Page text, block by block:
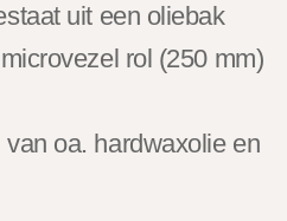
uit een oliebak
rol (250 mm)
oa. hardwaxolie en